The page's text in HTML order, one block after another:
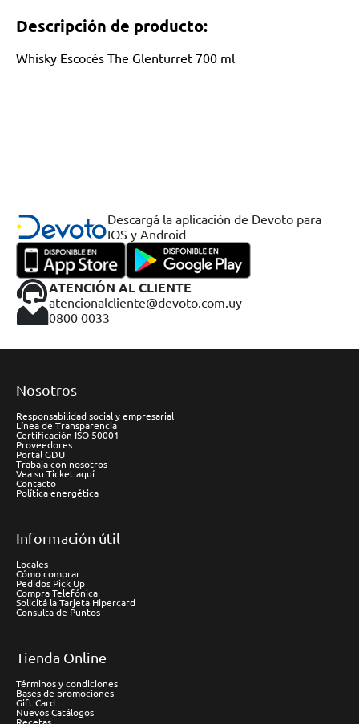
Descripción de producto:
Whisky Escocés The Glenturret 700 ml
Descargá la aplicación de Devoto para
IOS y Android
ATENCIÓN AL CLIENTE
atencionalcliente@devoto.com.uy
0800 0033
Nosotros
Responsabilidad social y empresarial
Línea de Transparencia
Certificación ISO 50001
Proveedores
Portal GDU
Trabaja con nosotros
Vea su Ticket aquí
Contacto
Política energética
Información útil
Locales
Cómo comprar
Pedidos Pick Up
Compra Telefónica
Solicitá la Tarjeta Hipercard
Consulta de Puntos
Tienda Online
Términos y condiciones
Bases de promociones
Gift Card
Nuevos Catálogos